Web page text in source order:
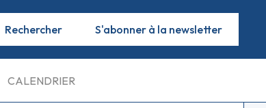
S'abonner à la newsletter
CALENDRIER